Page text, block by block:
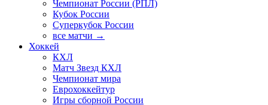
Чемпионат России (РПЛ)
Кубок России
Суперкубок России
все матчи →
Хоккей
КХЛ
Матч Звезд КХЛ
Чемпионат мира
Еврохоккейтур
Игры сборной России